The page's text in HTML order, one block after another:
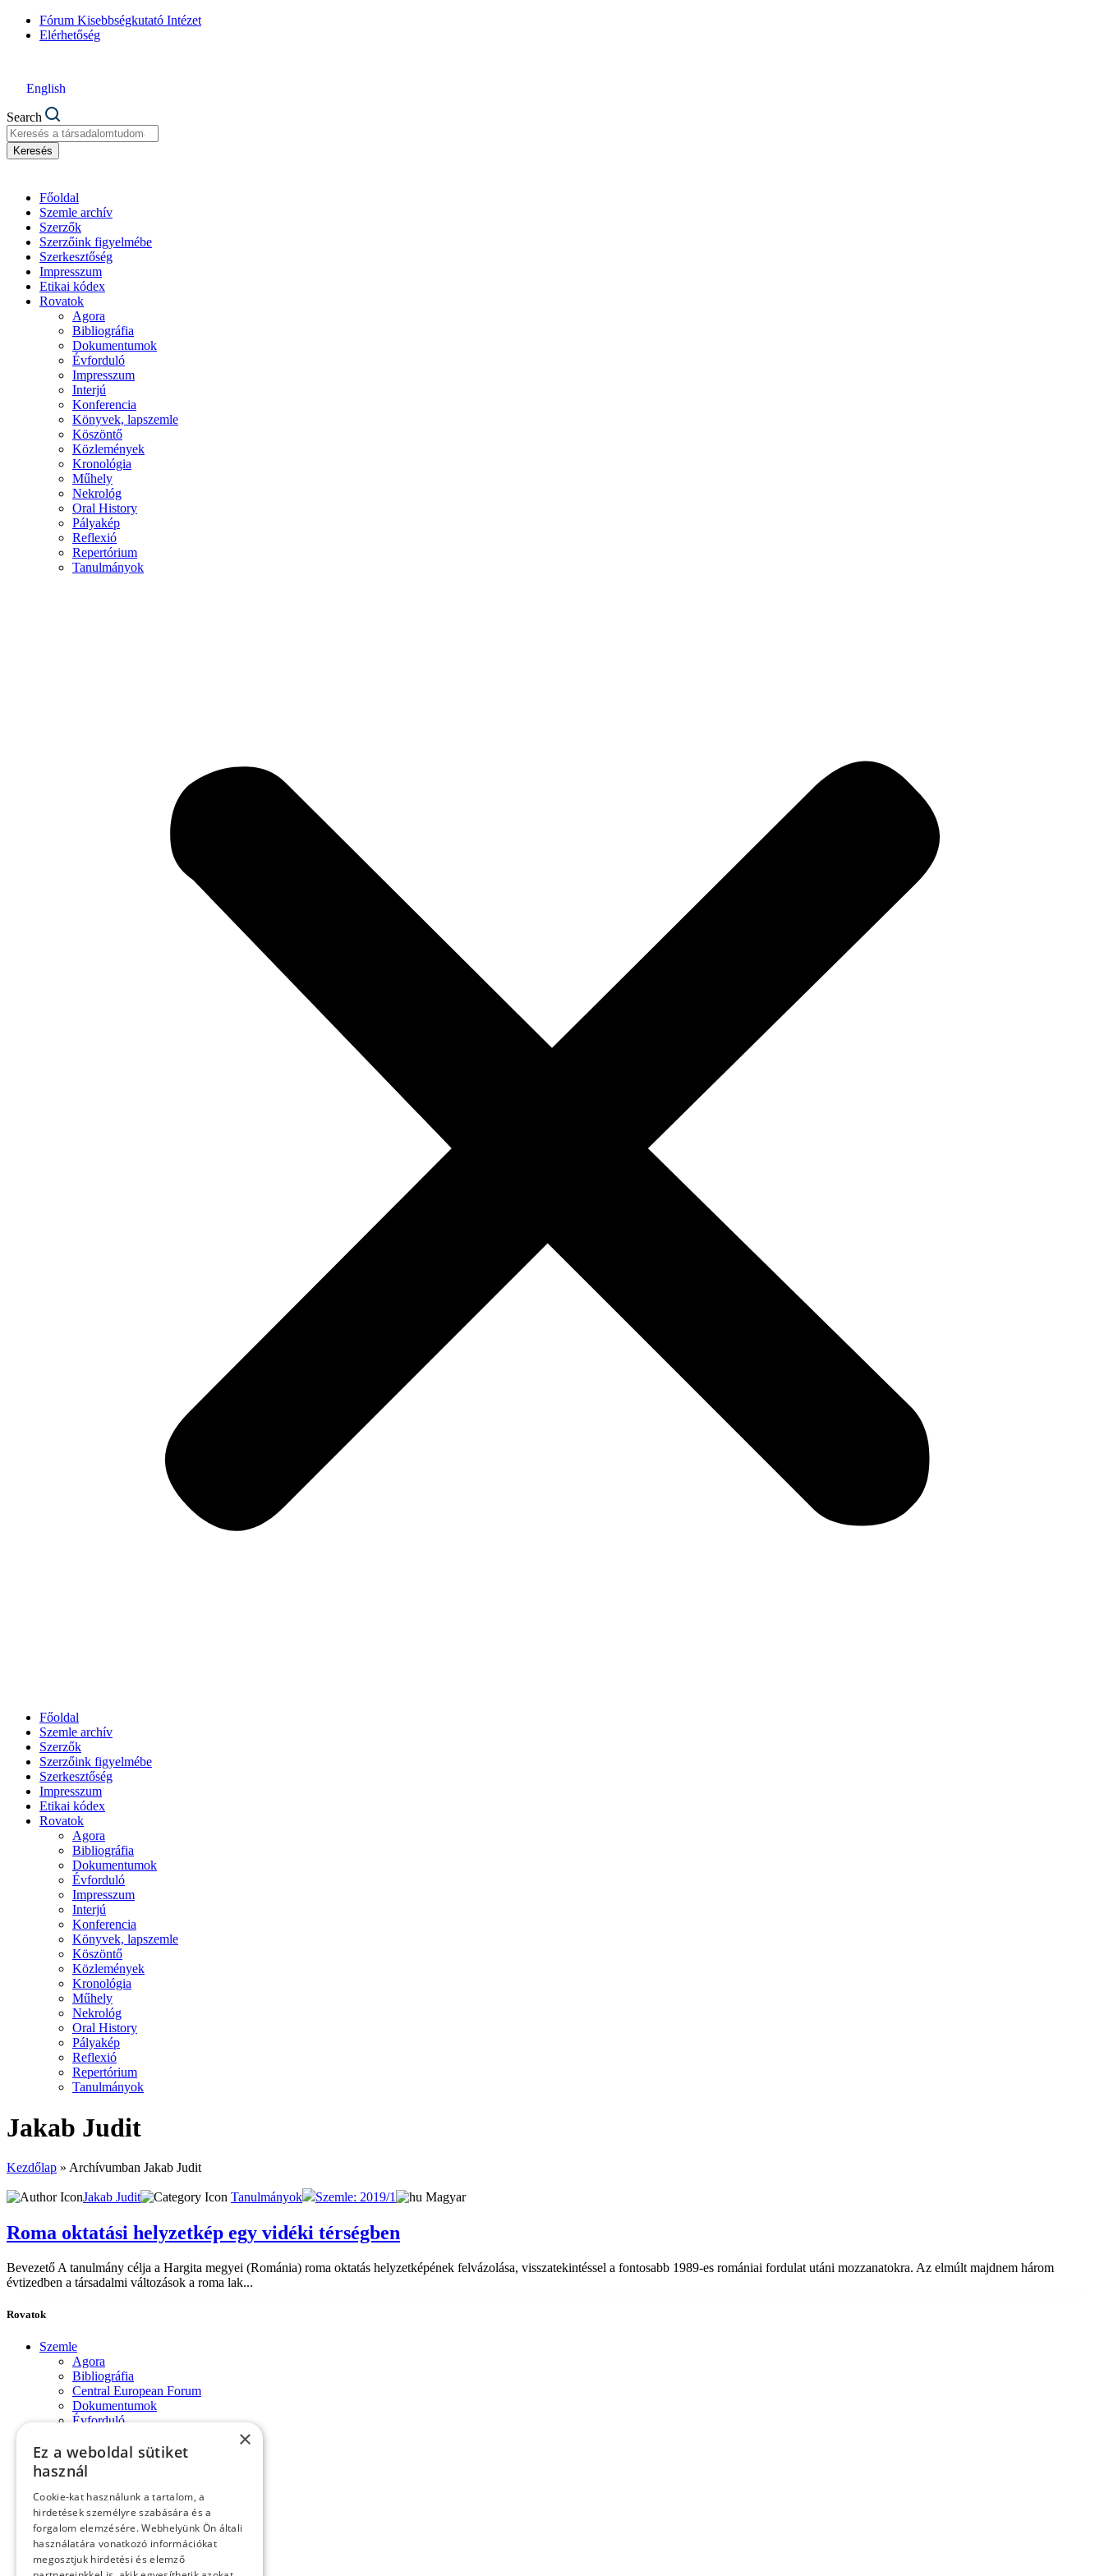
Fórum Kisebbségkutató Intézet
Elérhetőség
English
Search
Keresés
Főoldal
Szemle archív
Szerzők
Szerzőink figyelmébe
Szerkesztőség
Impresszum
Etikai kódex
Rovatok
Agora
Bibliográfia
Dokumentumok
Évforduló
Impresszum
Interjú
Konferencia
Könyvek, lapszemle
Köszöntő
Közlemények
Kronológia
Műhely
Nekrológ
Oral History
Pályakép
Reflexió
Repertórium
Tanulmányok
Főoldal
Szemle archív
Szerzők
Szerzőink figyelmébe
Szerkesztőség
Impresszum
Etikai kódex
Rovatok
Agora
Bibliográfia
Dokumentumok
Évforduló
Impresszum
Interjú
Konferencia
Könyvek, lapszemle
Köszöntő
Közlemények
Kronológia
Műhely
Nekrológ
Oral History
Pályakép
Reflexió
Repertórium
Tanulmányok
Jakab Judit
Kezdőlap » Archívumban Jakab Judit
Jakab Judit Tanulmányok Szemle: 2019/1 Magyar
Roma oktatási helyzetkép egy vidéki térségben
Bevezető A tanulmány célja a Hargita megyei (Románia) roma oktatás helyzetképének felvázolása, visszatekintéssel a fontosabb 1989-es romániai fordulat utáni mozzanatokra. Az elmúlt majdnem három
évtizedben a társadalmi változások a roma lak...
Rovatok
Szemle
Agora
Bibliográfia
Central European Forum
Dokumentumok
Évforduló
Impresszum
Konferencia
Könyvek, lapszemle
Kósa László köszöntése
Köszöntő
Közlemények
Kronológia
Lapszemle
Műhely
×
Ez a weboldal sütiket
használ
Cookie-kat használunk a tartalom, a
hirdetések személyre szabására és a
forgalom elemzésére. Webhelyünk Ön általi
használatára vonatkozó információkat
megosztjuk hirdetési és elemző